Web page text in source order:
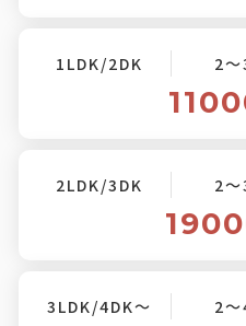
1LDK/2DK 2～
2LDK/3DK 2～
3LDK/4DK～ 2～